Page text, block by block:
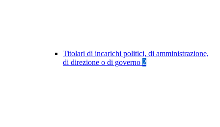
Titolari di incarichi politici, di amministrazione,
di direzione o di governo 2